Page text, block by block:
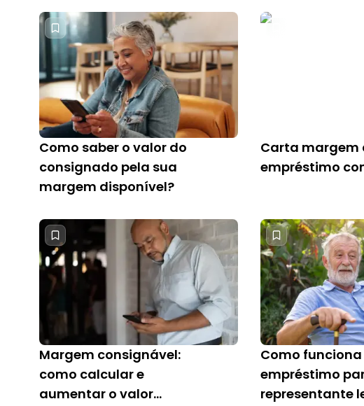
Como saber o valor do
consignado pela sua
margem disponível?
Carta margem
empréstimo
Margem consignável:
como calcular e
aumentar o valor
Como funciona
empréstimo
representante